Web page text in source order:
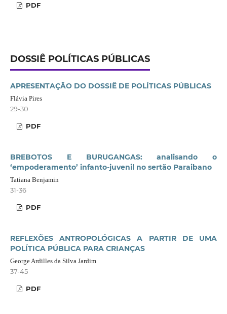
PDF
DOSSIÊ POLÍTICAS PÚBLICAS
APRESENTAÇÃO DO DOSSIÊ DE POLÍTICAS PÚBLICAS
Flávia Pires
29-30
PDF
BREBOTOS E BURUGANGAS: analisando o
‘empoderamento’ infanto-juvenil no sertão Paraibano
Tatiana Benjamin
31-36
PDF
REFLEXÕES ANTROPOLÓGICAS A PARTIR DE UMA
POLÍTICA PÚBLICA PARA CRIANÇAS
George Ardilles da Silva Jardim
37-45
PDF